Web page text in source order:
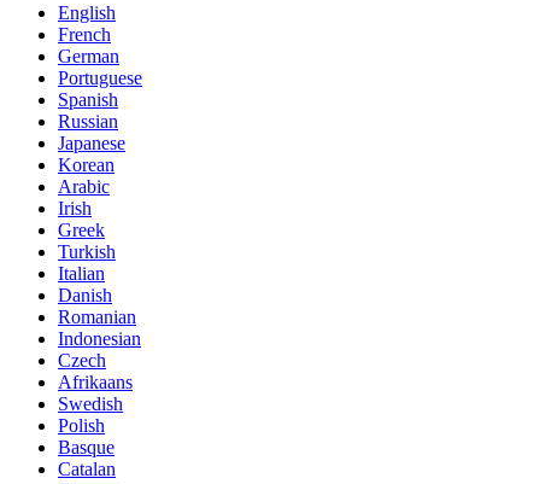
English
French
German
Portuguese
Spanish
Russian
Japanese
Korean
Arabic
Irish
Greek
Turkish
Italian
Danish
Romanian
Indonesian
Czech
Afrikaans
Swedish
Polish
Basque
Catalan